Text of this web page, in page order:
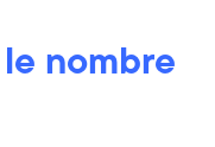
nombre